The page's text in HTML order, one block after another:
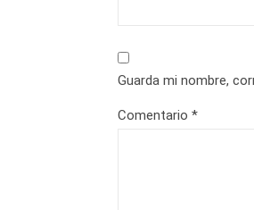
Guarda mi nombre,
Comentario *